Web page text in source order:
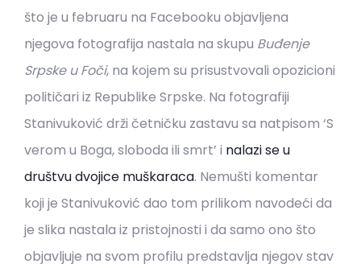
što je u februaru na Facebooku objavljena
njegova fotografija nastala na skupu Buđenje
Srpske u Foči, na kojem su prisustvovali opozicioni
političari iz Republike Srpske. Na fotografiji
Stanivuković drži četničku zastavu sa natpisom ‘S
verom u Boga, sloboda ili smrt’ i nalazi se u
društvu dvojice muškaraca. Nemušti komentar
koji je Stanivuković dao tom prilikom navodeći da
je slika nastala iz pristojnosti i da samo ono što
objavljuje na svom profilu predstavlja njegov stav